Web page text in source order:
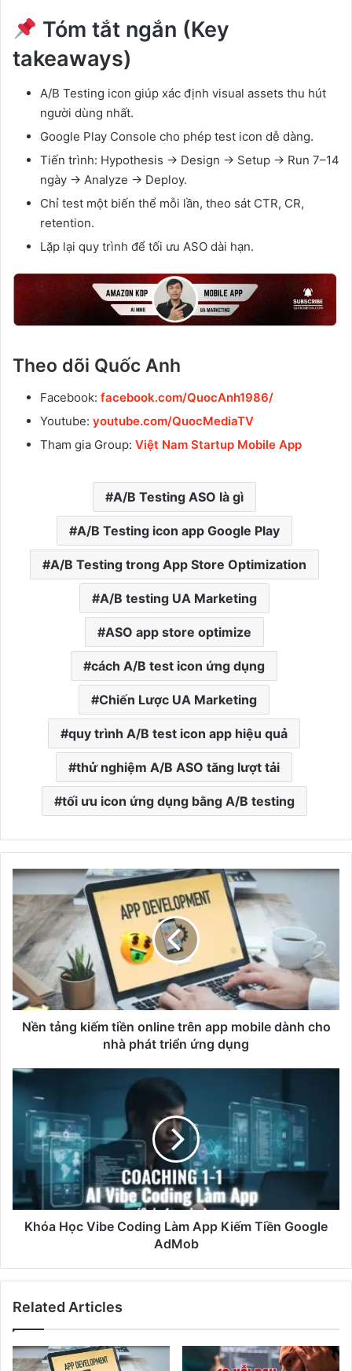
Tóm tắt ngắn (Key
takeaways)
A/B Testing icon giúp xác định visual assets thu hút
người dùng nhất.
Google Play Console cho phép test icon dễ dàng.
Tiến trình: Hypothesis → Design → Setup → Run 7–14
ngày → Analyze → Deploy.
Chỉ test một biến thể mỗi lần, theo sát CTR, CR,
retention.
Lặp lại quy trình để tối ưu ASO dài hạn.
Theo dõi Quốc Anh
Facebook: facebook.com/QuocAnh1986/
Youtube: youtube.com/QuocMediaTV
Tham gia Group: Việt Nam Startup Mobile App
A/B Testing ASO là gì
A/B Testing icon app Google Play
A/B Testing trong App Store Optimization
A/B testing UA Marketing
ASO app store optimize
cách A/B test icon ứng dụng
Chiến Lược UA Marketing
quy trình A/B test icon app hiệu quả
thử nghiệm A/B ASO tăng lượt tải
tối ưu icon ứng dụng bằng A/B testing
N
ề
n
n
g
k
i
i
e
n
p
Nền tảng kiếm tiền online trên app mobile dành cho
nhà phát triển ứng dụng
K
H
i
L
Khóa Học Vibe Coding Làm App Kiếm Tiền Google
AdMob
Related Articles